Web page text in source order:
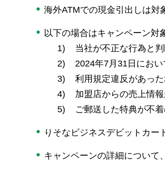
海外ATMでの現金引出しは対
以下の場合はキャンペーン対
1)
当社が不正な行為と判
2)
2024年7月31日にお
3)
利用規定違反があっ
4)
加盟店からの売上情報
5)
ご郵送した特典が不着
りそなビジネスデビットカー
キャンペーンの詳細について